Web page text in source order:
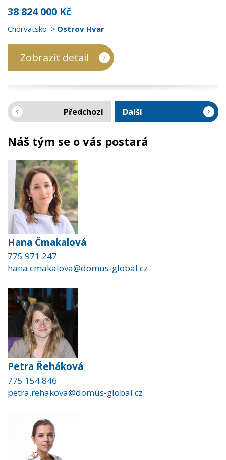
38 824 000 Kč
Chorvatsko Ostrov Hvar
Zobrazit detail
Předchozí Další
Náš tým se o vás postará
Hana Čmakalová
775 971 247
hana.cmakalova@domus-global.cz
Petra Řeháková
775 154 846
petra.rehakova@domus-global.cz